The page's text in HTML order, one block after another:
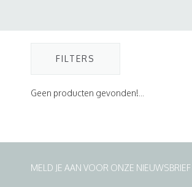
FILTERS
Geen producten gevonden!...
MELD JE AAN VOOR ONZE NIEUWSBRIEF